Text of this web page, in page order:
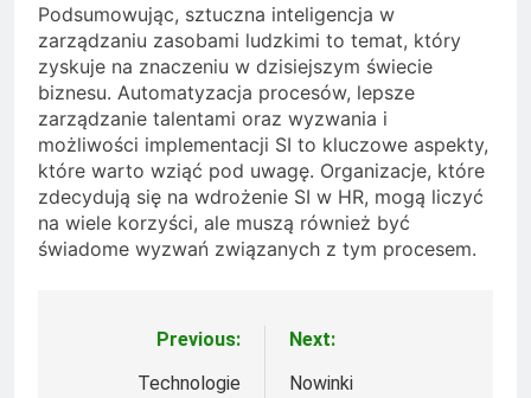
Podsumowując, sztuczna inteligencja w
zarządzaniu zasobami ludzkimi to temat, który
zyskuje na znaczeniu w dzisiejszym świecie
biznesu. Automatyzacja procesów, lepsze
zarządzanie talentami oraz wyzwania i
możliwości implementacji SI to kluczowe aspekty,
które warto wziąć pod uwagę. Organizacje, które
zdecydują się na wdrożenie SI w HR, mogą liczyć
na wiele korzyści, ale muszą również być
świadome wyzwań związanych z tym procesem.
NawigacjaPrevious:
Technologie
Next:
Nowinki